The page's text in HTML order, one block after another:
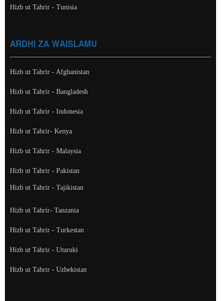
Hizb ut Tahrir - Tunisia
ARDHI ZA WAISLAMU
Hizb ut Tahrir - Afghanistan
Hizb ut Tahrir - Bangladesh
Hizb ut Tahrir - Indonesia
Hizb ut Tahrir- Kenya
Hizb ut Tahrir - Malaysia
Hizb ut Tahrir - Pakistan
Hizb ut Tahrir - Tajikistan
Hizb ut Tahrir- Tanzania
Hizb ut Tahrir - Turkestan
Hizb ut Tahrir - Uturuki
Hizb ut Tahrir - Uzbekistan